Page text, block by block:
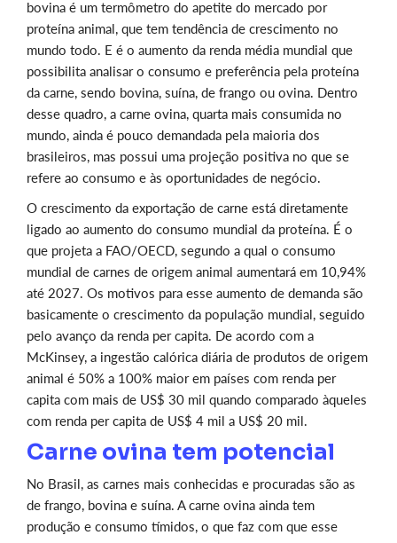
bovina é um termômetro do apetite do mercado por
proteína animal, que tem tendência de crescimento no
mundo todo. E é o aumento da renda média mundial que
possibilita analisar o consumo e preferência pela proteína
da carne, sendo bovina, suína, de frango ou ovina. Dentro
desse quadro, a carne ovina, quarta mais consumida no
mundo, ainda é pouco demandada pela maioria dos
brasileiros, mas possui uma projeção positiva no que se
refere ao consumo e às oportunidades de negócio.
O crescimento da exportação de carne está diretamente
ligado ao aumento do consumo mundial da proteína. É o
que projeta a FAO/OECD, segundo a qual o consumo
mundial de carnes de origem animal aumentará em 10,94%
até 2027. Os motivos para esse aumento de demanda são
basicamente o crescimento da população mundial, seguido
pelo avanço da renda per capita. De acordo com a
McKinsey, a ingestão calórica diária de produtos de origem
animal é 50% a 100% maior em países com renda per
capita com mais de US$ 30 mil quando comparado àqueles
com renda per capita de US$ 4 mil a US$ 20 mil.
Carne ovina tem potencial
No Brasil, as carnes mais conhecidas e procuradas são as
de frango, bovina e suína. A carne ovina ainda tem
produção e consumo tímidos, o que faz com que esse